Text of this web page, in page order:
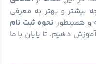
بیشتر و بهتر به معرفی
و همینطور نحوه ثبت نام
دهیم. تا پایان با ما